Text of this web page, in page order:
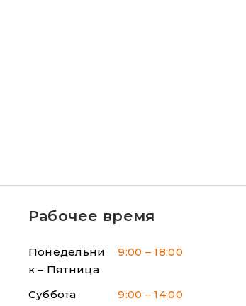
Рабочее время
Понедельни
к – Пятница
9:00 – 18:00
Суббота
9:00 – 14:00